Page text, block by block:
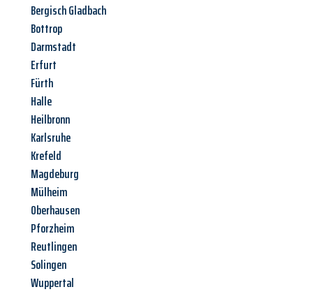
Bergisch Gladbach
Bottrop
Darmstadt
Erfurt
Fürth
Halle
Heilbronn
Karlsruhe
Krefeld
Magdeburg
Mülheim
Oberhausen
Pforzheim
Reutlingen
Solingen
Wuppertal